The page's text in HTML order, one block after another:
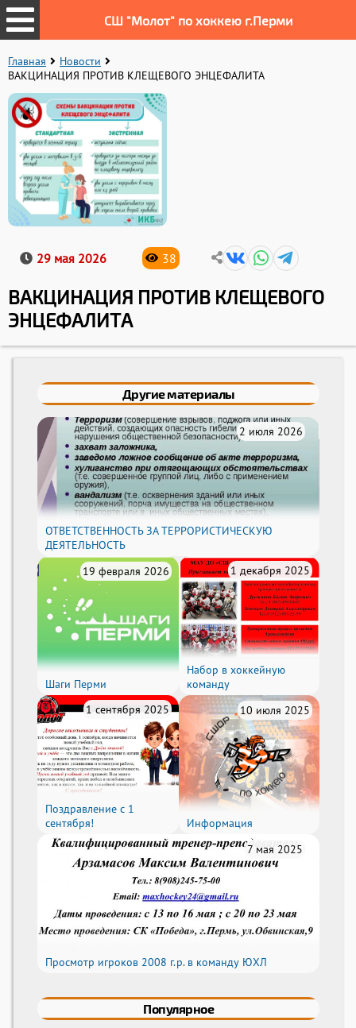
СШ "Молот" по хоккею г.Перми
Главная
Новости
ВАКЦИНАЦИЯ ПРОТИВ КЛЕЩЕВОГО ЭНЦЕФАЛИТА
29 мая 2026 38
ВАКЦИНАЦИЯ ПРОТИВ КЛЕЩЕВОГО
ЭНЦЕФАЛИТА
Другие материалы
2 июля 2026
ОТВЕТСТВЕННОСТЬ ЗА ТЕРРОРИСТИЧЕСКУЮ
ДЕЯТЕЛЬНОСТЬ
19 февраля 2026
Шаги Перми
1 декабря 2025
Набор в хоккейную
команду
1 сентября 2025
Поздравление с 1
сентября!
10 июля 2025
Информация
7 мая 2025
Просмотр игроков 2008 г.р. в команду ЮХЛ
Популярное